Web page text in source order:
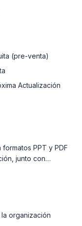
(pre-venta)
Actualización
PPT y PDF
junto con
analistas y una
dentro de 180
organización